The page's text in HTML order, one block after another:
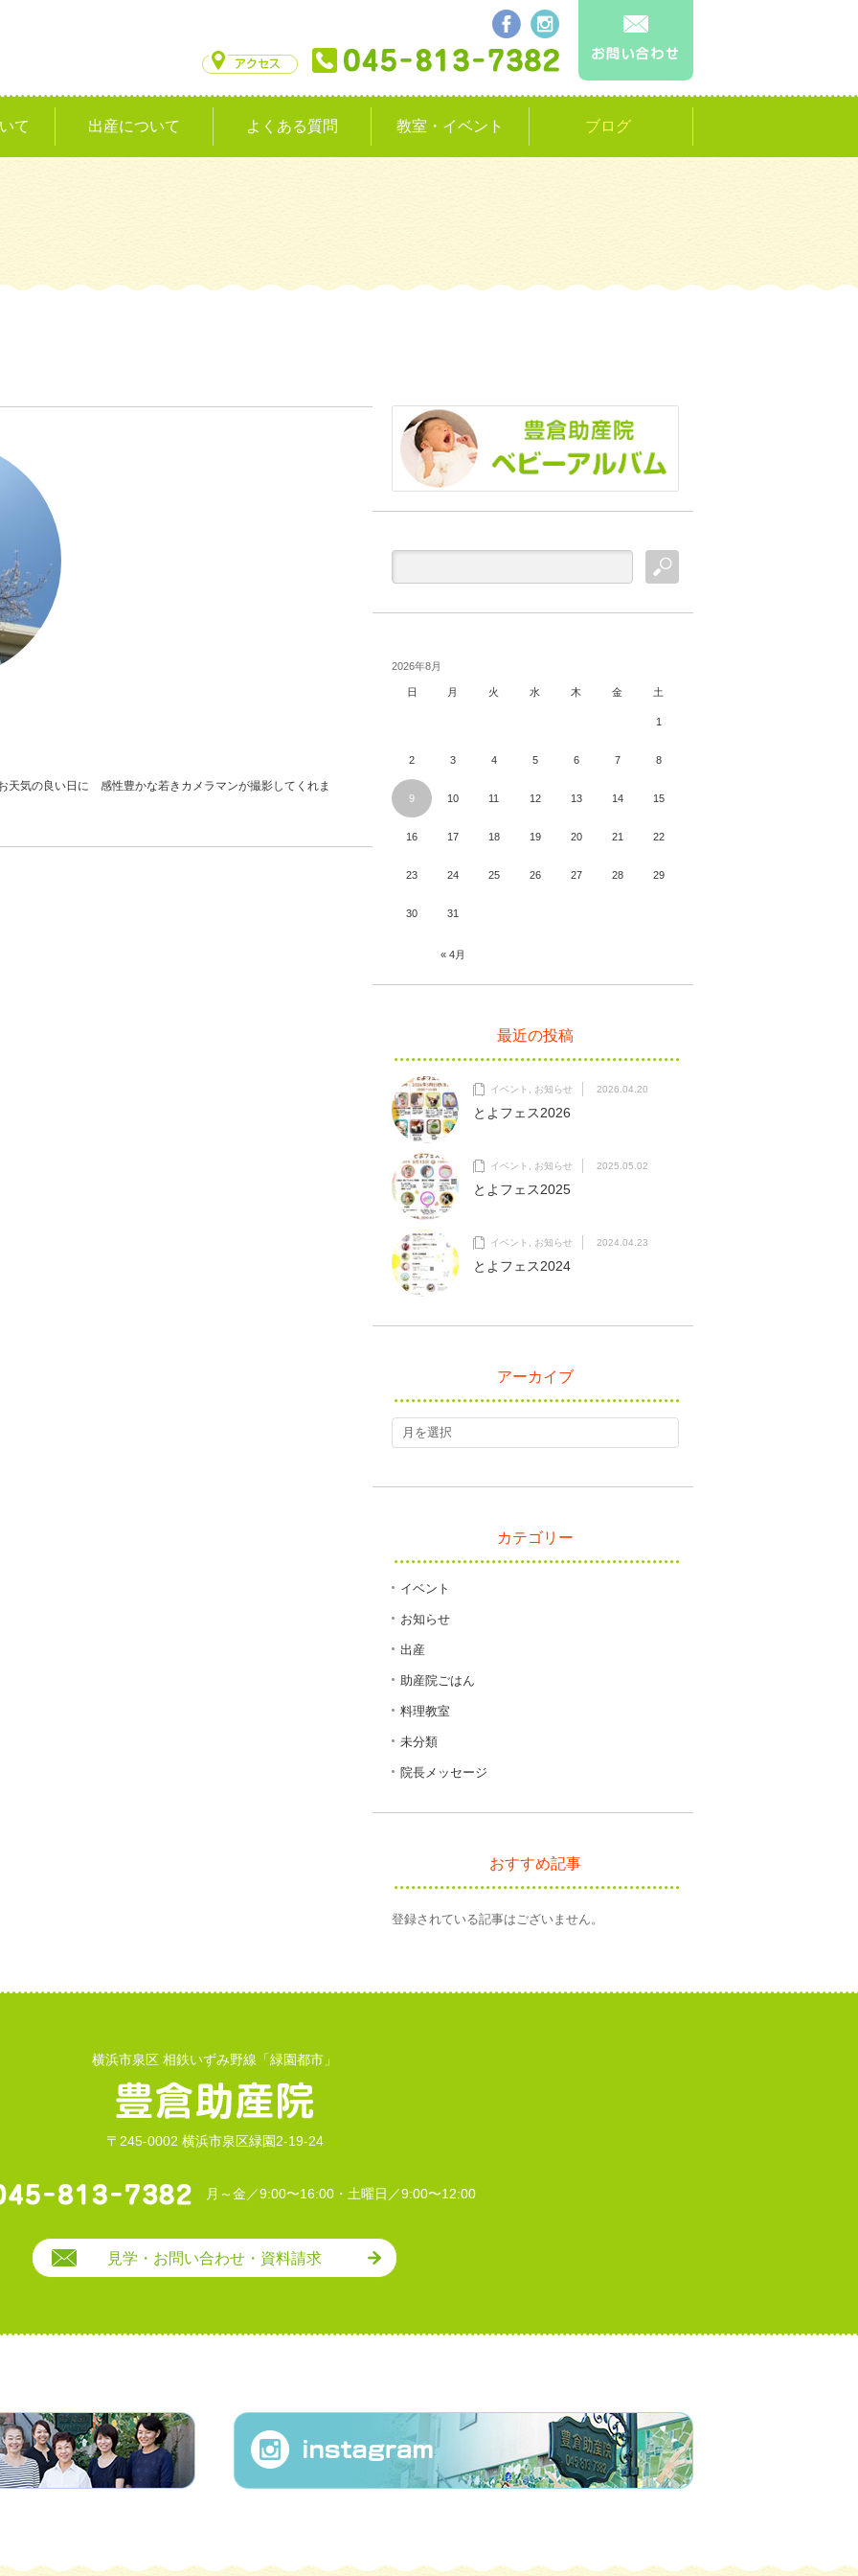
て 出産について よくある質問 教室・イベント ブログ
気の良い日に 感性豊かな若きカメラマンが撮影してくれま
2026年8月
日 月 火 水 木 金 土
« 4月
1
2 3 4 5 6 7 8
9 10 11 12 13 14 15
16 17 18 19 20 21 22
23 24 25 26 27 28 29
30 31
最近の投稿
イベント お知らせ 2026.04.20
とよフェス2026
イベント お知らせ 2025.05.02
とよフェス2025
イベント お知らせ 2024.04.23
とよフェス2024
アーカイブ
カテゴリー
イベント
お知らせ
出産
助産院ごはん
料理教室
未分類
院長メッセージ
おすすめ記事
登録されている記事はございません。
横浜市泉区 相鉄いずみ野線「緑園都市」
〒245-0002 横浜市泉区緑園2-19-24
月～金／9:00〜16:00・土曜日／9:00〜12:00
見学・お問い合わせ・資料請求